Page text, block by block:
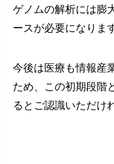
ゲノムの解析には膨
ースが必要になりま
今後は医療も情報産
ため、この初期段階
るとご認識いただけ